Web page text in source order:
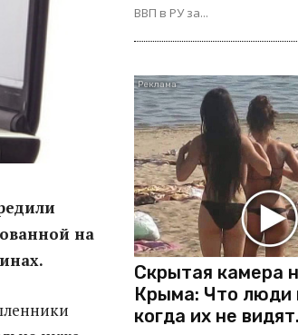
на
ВВП в РУ за...
Скрытая камера
Крыма: Что люди
когда их не